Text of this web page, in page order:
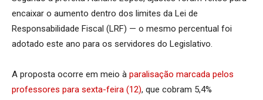
encaixar o aumento dentro dos limites da Lei de
Responsabilidade Fiscal (LRF) — o mesmo percentual foi
adotado este ano para os servidores do Legislativo.
A proposta ocorre em meio à paralisação marcada pelos
professores para sexta-feira (12), que cobram 5,4%